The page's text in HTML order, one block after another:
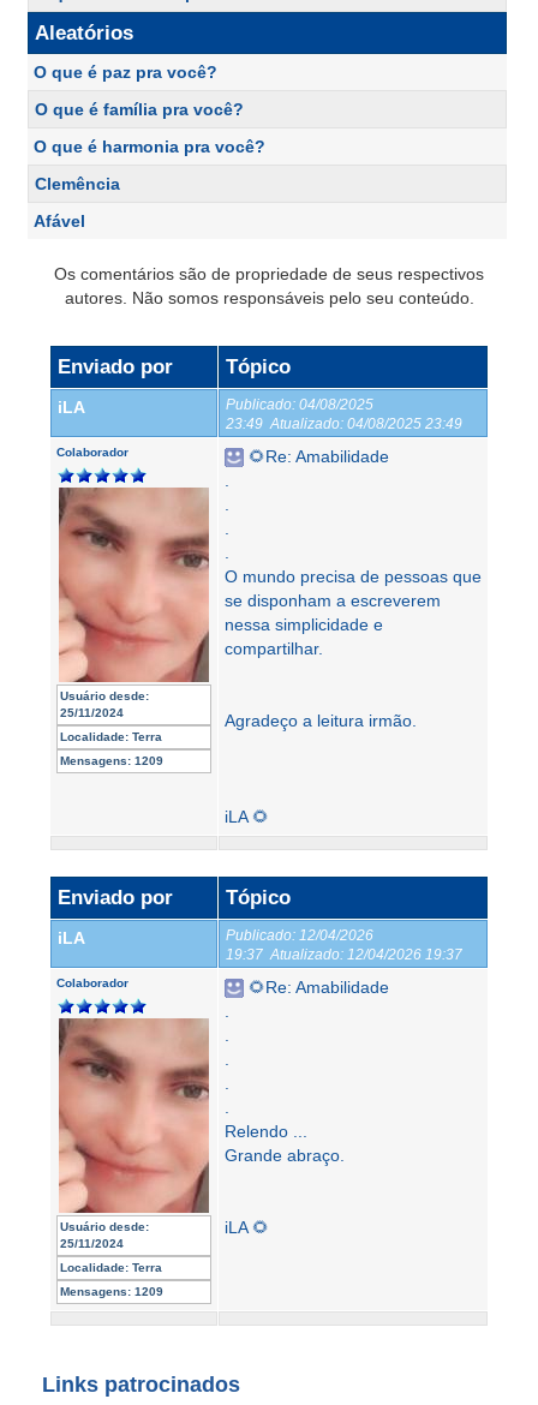
Aleatórios
O que é paz pra você?
O que é família pra você?
O que é harmonia pra você?
Clemência
Afável
Os comentários são de propriedade de seus respectivos
autores. Não somos responsáveis pelo seu conteúdo.
Enviado por Tópico
iLA Publicado: 04/08/2025
23:49 Atualizado: 04/08/2025 23:49
Colaborador
Usuário desde:
25/11/2024
Localidade: Terra
Mensagens: 1209
🌻Re: Amabilidade
O mundo precisa de pessoas que
se disponham a escreverem
nessa simplicidade e
compartilhar.
Agradeço a leitura irmão.
iLA 🌻
Enviado por Tópico
iLA Publicado: 12/04/2026
19:37 Atualizado: 12/04/2026 19:37
Colaborador
Usuário desde:
25/11/2024
Localidade: Terra
Mensagens: 1209
🌻Re: Amabilidade
Relendo ...
Grande abraço.
iLA 🌻
Links patrocinados